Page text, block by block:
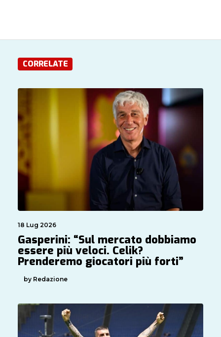
CORRELATE
18 Lug 2026
Gasperini: “Sul mercato dobbiamo
essere più veloci. Celik?
Prenderemo giocatori più forti”
by Redazione